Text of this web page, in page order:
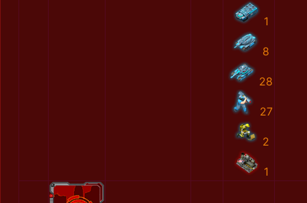
1
8
28
27
2
1